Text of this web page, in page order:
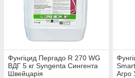
Фунгіцид Пергадо R 270 WG
ВДГ 5 кг Syngenta Сингента
Швейцарія
Агро